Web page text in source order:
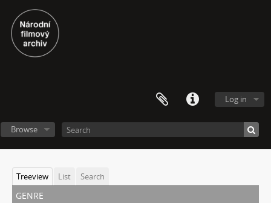
Log in
Browse
Treeview List Search
genre